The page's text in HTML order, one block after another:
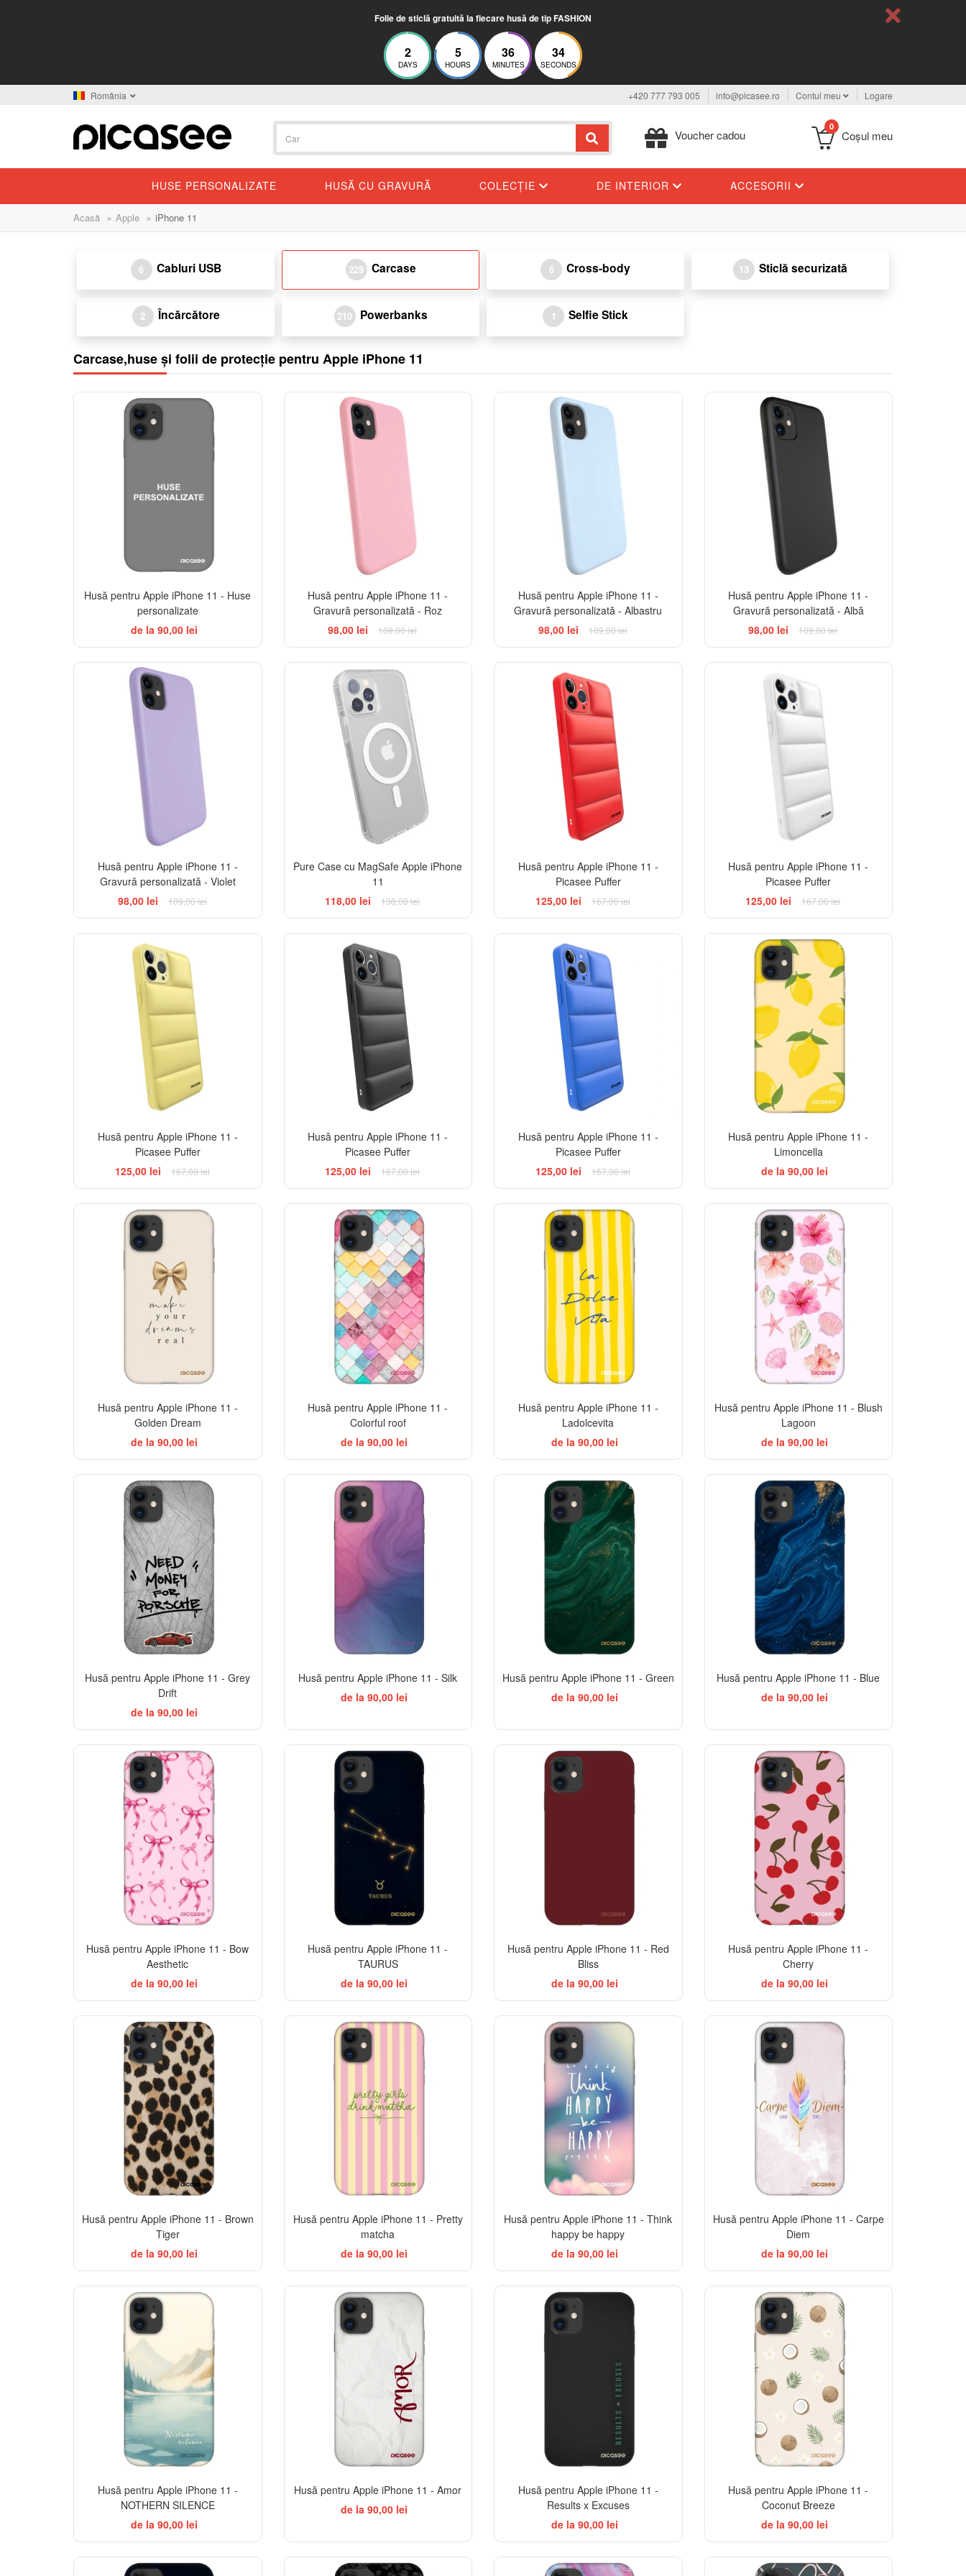
Folie de sticlă gratuită la fiecare husă de tip FASHION
2
DAYS
5
HOURS
36
MINUTES
33
SECONDS
România +420 777 793 005 info@picasee.ro Contul meu Logare
Voucher cadou
0
Coşul meu
HUSE PERSONALIZATE HUSĂ CU GRAVURĂ COLECȚIE DE INTERIOR ACCESORII
Acasă » Apple » iPhone 11
6 Cabluri USB 229 Carcase 6 Cross-body 13 Sticlă securizată
2 Încărcătore 210 Powerbanks 1 Selfie Stick
Carcase,huse și folii de protecție pentru Apple iPhone 11
Husă pentru Apple iPhone 11 - Huse
personalizate
de la 90,00 lei
Husă pentru Apple iPhone 11 -
Gravură personalizată - Roz
98,00 lei
109,00 lei
Husă pentru Apple iPhone 11 -
Gravură personalizată - Albastru
98,00 lei
109,00 lei
Husă pentru Apple iPhone 11 -
Gravură personalizată - Albă
98,00 lei
109,00 lei
Husă pentru Apple iPhone 11 -
Gravură personalizată - Violet
98,00 lei
109,00 lei
Pure Case cu MagSafe Apple iPhone
11
118,00 lei
138,00 lei
Husă pentru Apple iPhone 11 -
Picasee Puffer
125,00 lei
167,00 lei
Husă pentru Apple iPhone 11 -
Picasee Puffer
125,00 lei
167,00 lei
Husă pentru Apple iPhone 11 -
Picasee Puffer
125,00 lei
167,00 lei
Husă pentru Apple iPhone 11 -
Picasee Puffer
125,00 lei
167,00 lei
Husă pentru Apple iPhone 11 -
Picasee Puffer
125,00 lei
167,00 lei
BESTSELLER
Husă pentru Apple iPhone 11 -
Limoncella
de la 90,00 lei
BESTSELLER
Husă pentru Apple iPhone 11 -
Golden Dream
de la 90,00 lei
Husă pentru Apple iPhone 11 -
Colorful roof
de la 90,00 lei
BESTSELLER
Husă pentru Apple iPhone 11 -
Ladolcevita
de la 90,00 lei
Husă pentru Apple iPhone 11 - Blush
Lagoon
de la 90,00 lei
Husă pentru Apple iPhone 11 - Grey
Drift
de la 90,00 lei
Husă pentru Apple iPhone 11 - Silk
de la 90,00 lei
BESTSELLER
Husă pentru Apple iPhone 11 - Green
de la 90,00 lei
Husă pentru Apple iPhone 11 - Blue
de la 90,00 lei
Husă pentru Apple iPhone 11 - Bow
Aesthetic
de la 90,00 lei
Husă pentru Apple iPhone 11 -
TAURUS
de la 90,00 lei
Husă pentru Apple iPhone 11 - Red
Bliss
de la 90,00 lei
Husă pentru Apple iPhone 11 -
Cherry
de la 90,00 lei
Husă pentru Apple iPhone 11 - Brown
Tiger
de la 90,00 lei
Husă pentru Apple iPhone 11 - Pretty
matcha
de la 90,00 lei
Husă pentru Apple iPhone 11 - Think
happy be happy
de la 90,00 lei
Husă pentru Apple iPhone 11 - Carpe
Diem
de la 90,00 lei
Husă pentru Apple iPhone 11 -
NOTHERN SILENCE
de la 90,00 lei
Husă pentru Apple iPhone 11 - Amor
de la 90,00 lei
Husă pentru Apple iPhone 11 -
Results x Excuses
de la 90,00 lei
Husă pentru Apple iPhone 11 -
Coconut Breeze
de la 90,00 lei
BESTSELLER